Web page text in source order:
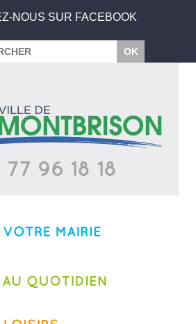
NOUS SUR FACEBOOK